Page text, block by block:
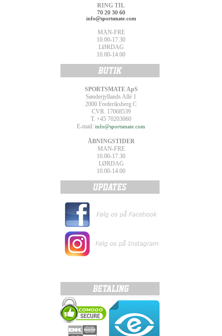
RING TIL
70 20 30 60
info@sportsmate.com
MAN-FRE
10.00-17.30
LØRDAG
10.00-14.00
SPORTSMATE ApS
Sønderjyllands Allé 1
2000 Frederiksberg C
CVR. 17068539
T. +45 70203060
E-mail: info@sportsmate.com
ÅBNINGSTIDER
MAN-FRE
10.00-17.30
LØRDAG
10.00-14.00